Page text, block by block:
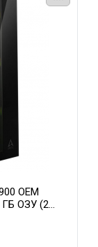
OEM
ГБ ОЗУ (2
Bit 3xDP